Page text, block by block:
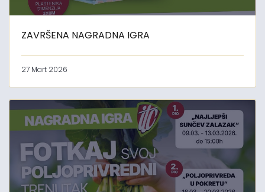
ZAVRŠENA NAGRADNA IGRA
27 Mart 2026